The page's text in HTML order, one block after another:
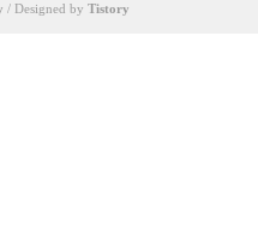
장 많은걸로
/ Designed by Tistory